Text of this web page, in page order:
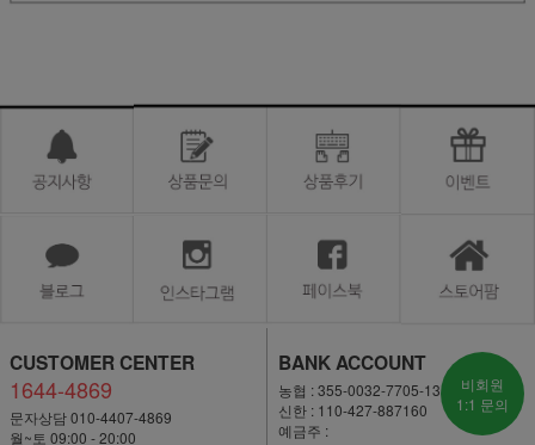
CUSTOMER CENTER
1644-4869
문자상담 010-4407-4869
월~토 09:00 - 20:00
BANK ACCOUNT
농협 : 355-0032-7705-13
신한 : 110-427-887160
예금주 :
비회원
1:1 문의